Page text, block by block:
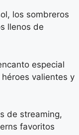
los sombreros
llenos de
especial
valientes y
de streaming,
favoritos